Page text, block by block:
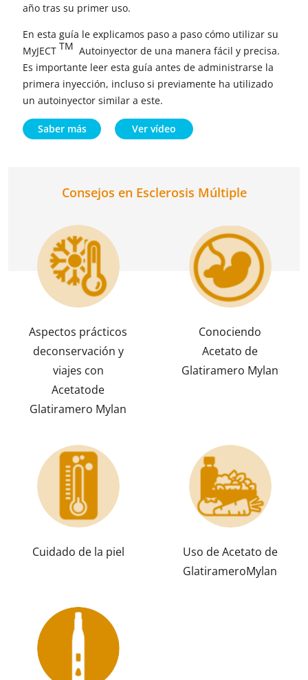
año tras su primer uso.
En esta guía le explicamos paso a paso cómo utilizar su
MyJECT TM Autoinyector de una manera fácil y precisa.
Es importante leer esta guía antes de administrarse la
primera inyección, incluso si previamente ha utilizado
un autoinyector similar a este.
Saber más Ver vídeo
Consejos en Esclerosis Múltiple
Aspectos prácticos
deconservación y
viajes con
Acetatode
Glatiramero Mylan
Conociendo
Acetato de
Glatiramero Mylan
Cuidado de la piel
Uso de Acetato de
GlatirameroMylan